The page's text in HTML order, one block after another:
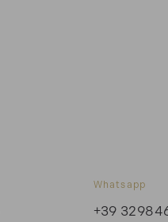
Whatsapp
+39